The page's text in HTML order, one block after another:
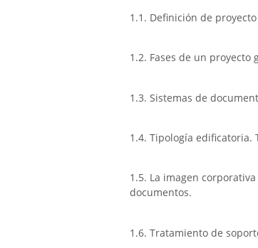
1.1. Definición de
1.2. Fases de un proyecto
1.3. Sistemas de
1.4. Tipología edificatoria.
1.5. La imagen
documentos.
1.6. Tratamiento de